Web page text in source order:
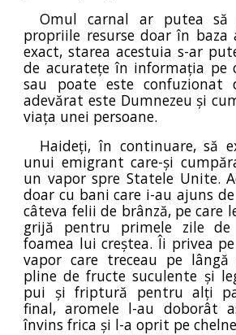
Omul carnal ar putea să
propriile resurse doar în baza
exact, starea acestuia s-ar
de acuratețe în informația pe
sau poate este confuzionat
adevărat este Dumnezeu și
viața unei persoane.
Haideți, în continuare, să
unui emigrant care-și
un vapor spre Statele Unite.
doar cu bani care i-au ajuns
câteva felii de brânză, pe care
grijă pentru primele zile de
foamea lui creștea. Îi privea
vapor care treceau pe
pline de fructe suculente și
pui și friptură pentru alți
final, aromele l-au doborât
învins frica și l-a oprit pe